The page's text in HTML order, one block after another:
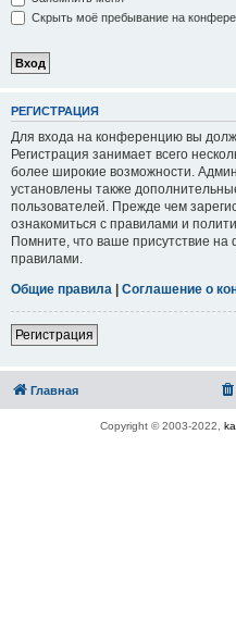
Скрыть моё пребывание на
РЕГИСТРАЦИЯ
Для входа на конференцию вы
Регистрация занимает всего
более широкие возможности.
установлены также
пользователей. Прежде чем
ознакомиться с правилами и
Помните, что ваше присутствие на
правилами.
Общие правила | Соглашение о
Регистрация
Главная
Copyright © 2003-2022,